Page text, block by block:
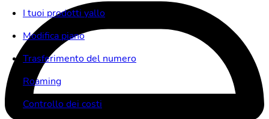
I tuoi prodotti yallo
Modifica piano
Trasferimento del numero
Roaming
Controllo dei costi